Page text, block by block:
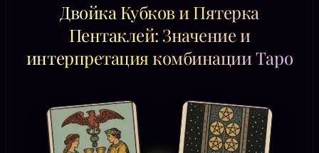
Двойка Кубков и Пятерка
Пентаклей: Значение и
интерпретация комбинации Таро